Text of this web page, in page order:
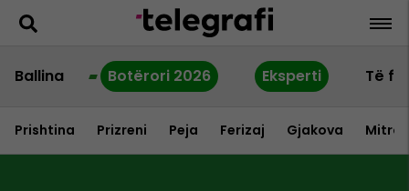
Ballina Botërori 2026 Eksperti Të
Prishtina Prizreni Peja Ferizaj Gjakova